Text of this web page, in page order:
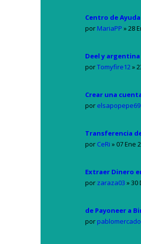
Centro de
por MariaPP »28
Deel y argentina
porTomyfire12»
Crear una
por elsapopepe69
Transferencia
por CeRi » 07 Ene
Extraer Dinero
por zaraza03 »30
de Payoneer a
por